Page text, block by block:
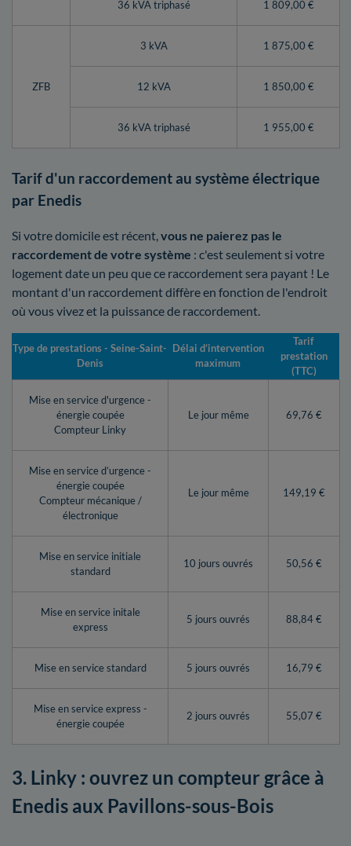
36 kVA triphasé 1 809,00 €
ZFB
3 kVA 1 875,00 €
12 kVA 1 850,00 €
36 kVA triphasé 1 955,00 €
Tarif d'un raccordement au système électrique
par Enedis
Si votre domicile est récent,vous ne paierez pas le
raccordement de votre système : c'est seulement si votre
logement date un peu que ce raccordement sera payant ! Le
montant d'un raccordement diffère en fonction de l'endroit
où vous vivez et la puissance de raccordement.
Type de prestations - Seine-Saint-
Denis
Délai d’intervention
maximum
Tarif
prestation
(TTC)
Mise en service d'urgence -
énergie coupée
Compteur Linky
Le jour même 69,76 €
Mise en service d’urgence -
énergie coupée
Compteur mécanique /
électronique
Le jour même 149,19 €
Mise en service initiale
standard
10 jours ouvrés 50,56 €
Mise en service initale
express
5 jours ouvrés 88,84 €
Mise en service standard 5 jours ouvrés 16,79 €
Mise en service express -
énergie coupée
2 jours ouvrés 55,07 €
3. Linky : ouvrez un compteur grâce à
Enedis aux Pavillons-sous-Bois